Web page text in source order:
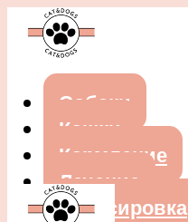
Собаки
Кошки
Кормление
Лечение
Дрессировка